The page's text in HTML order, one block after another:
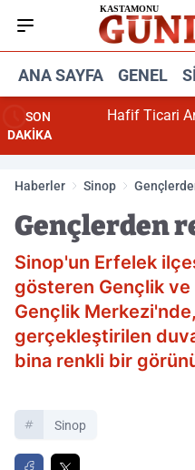
ANA SAYFA GENEL
SON
DAKİKA
Hafif Ticari
Haberler Sinop
Gençlerden
Sinop'un Erfelek
gösteren Gençlik ve
Gençlik
gerçekleştirilen
bina renkli bir
Sinop